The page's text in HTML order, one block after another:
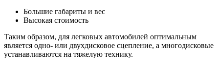
Большие габариты и вес
Высокая стоимость
Таким образом, для легковых автомобилей оптимальным
является одно- или двухдисковое сцепление, а многодисковые
устанавливаются на тяжелую технику.